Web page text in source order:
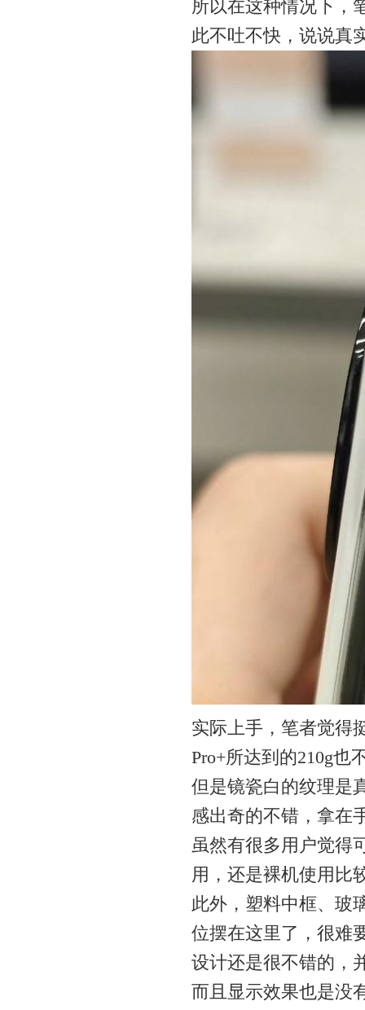
所以在这种情况下，
此不吐不快，说说真
实际上手，笔者觉得
Pro+所达到的210g也
但是镜瓷白的纹理是
感出奇的不错，拿在
虽然有很多用户觉得
用，还是裸机使用比
此外，塑料中框、玻
位摆在这里了，很难
设计还是很不错的，
而且显示效果也是没